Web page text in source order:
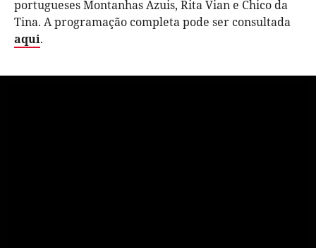
portugueses Montanhas Azuis, Rita Vian e Chico da
Tina. A programação completa pode ser consultada
aqui.